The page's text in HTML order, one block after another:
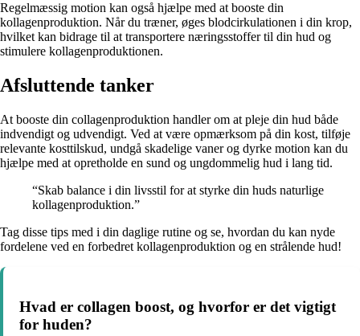
Regelmæssig motion kan også hjælpe med at booste din
kollagenproduktion. Når du træner, øges blodcirkulationen i din krop,
hvilket kan bidrage til at transportere næringsstoffer til din hud og
stimulere kollagenproduktionen.
Afsluttende tanker
At booste din collagenproduktion handler om at pleje din hud både
indvendigt og udvendigt. Ved at være opmærksom på din kost, tilføje
relevante kosttilskud, undgå skadelige vaner og dyrke motion kan du
hjælpe med at opretholde en sund og ungdommelig hud i lang tid.
“Skab balance i din livsstil for at styrke din huds naturlige
kollagenproduktion.”
Tag disse tips med i din daglige rutine og se, hvordan du kan nyde
fordelene ved en forbedret kollagenproduktion og en strålende hud!
Hvad er collagen boost, og hvorfor er det vigtigt
for huden?